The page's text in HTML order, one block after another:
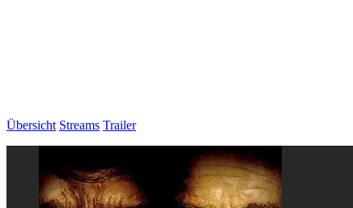
Übersicht Streams Trailer